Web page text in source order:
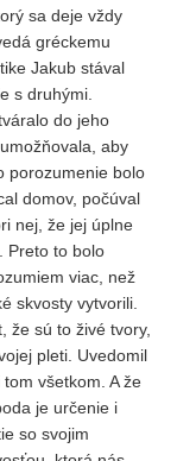
sa deje vždy
gréckemu
Jakub stával
s druhými.
do jeho
aby
porozumenie bolo
domov, počúval
nej, že jej úplne
Preto to bolo
viac, než
skvosty vytvorili.
že sú to živé tvory,
pleti. Uvedomil
všetkom. A že
je určenie i
so svojim